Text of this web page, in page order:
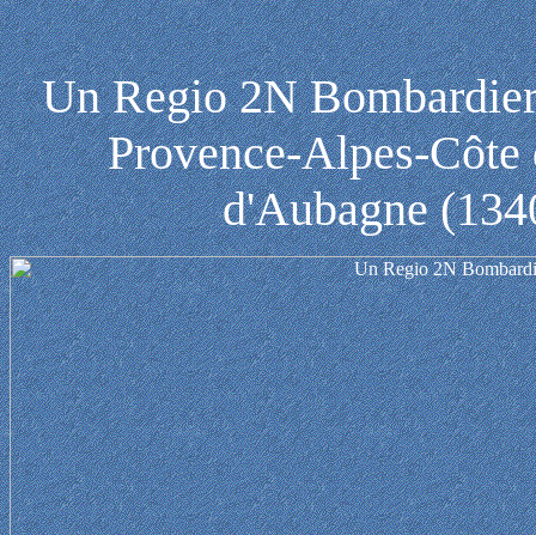
Un Regio 2N
Provence-Alpes-
d'Aubagne